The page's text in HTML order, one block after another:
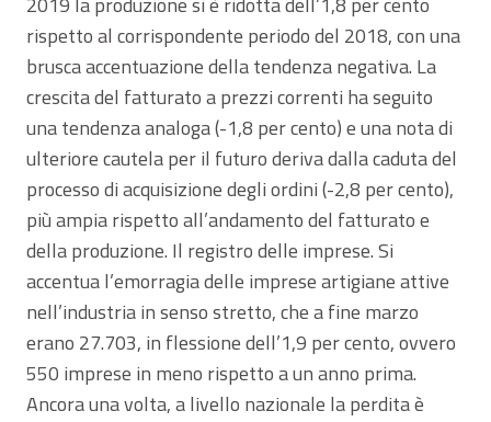
rispetto al corrispondente periodo del 2018, con una
brusca accentuazione della tendenza negativa. La
crescita del fatturato a prezzi correnti ha seguito
una tendenza analoga (-1,8 per cento) e una nota di
ulteriore cautela per il futuro deriva dalla caduta del
processo di acquisizione degli ordini (-2,8 per cento),
più ampia rispetto all’andamento del fatturato e
della produzione. Il registro delle imprese. Si
accentua l’emorragia delle imprese artigiane attive
nell’industria in senso stretto, che a fine marzo
erano 27.703, in flessione dell’1,9 per cento, ovvero
550 imprese in meno rispetto a un anno prima.
Ancora una volta, a livello nazionale la perdita è